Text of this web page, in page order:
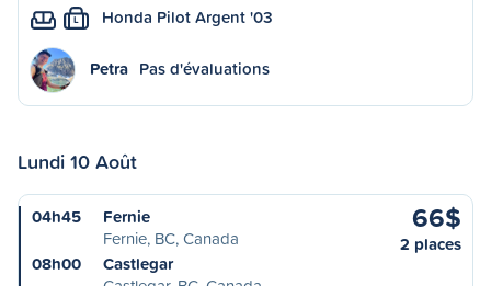
L Honda Pilot Argent '03
Petra Pas d'évaluations
Lundi 10 Août
04h45
Fernie
Fernie, BC, Canada
08h00
Castlegar
66$
2 places